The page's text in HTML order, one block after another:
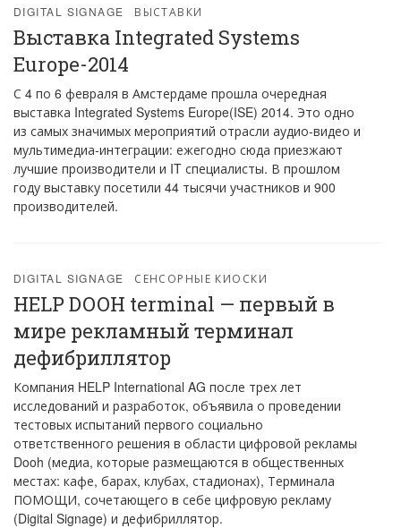
DIGITAL SIGNAGE ВЫСТАВКИ
Выставка Integrated Systems
Europe-2014
С 4 по 6 февраля в Амстердаме прошла очередная
выставка Integrated Systems Europe(ISE) 2014. Это одно
из самых значимых мероприятий отрасли аудио-видео и
мультимедиа-интеграции: ежегодно сюда приезжают
лучшие производители и IT специалисты. В прошлом
году выставку посетили 44 тысячи участников и 900
производителей.
DIGITAL SIGNAGE СЕНСОРНЫЕ КИОСКИ
HELP DOOH terminal — первый в
мире рекламный терминал
дефибриллятор
Компания HELP International AG после трех лет
исследований и разработок, объявила о проведении
тестовых испытаний первого социально
ответственного решения в области цифровой рекламы
Dooh (медиа, которые размещаются в общественных
местах: кафе, барах, клубах, стадионах), Терминала
ПОМОЩИ, сочетающего в себе цифровую рекламу
(Digital Signage) и дефибриллятор.